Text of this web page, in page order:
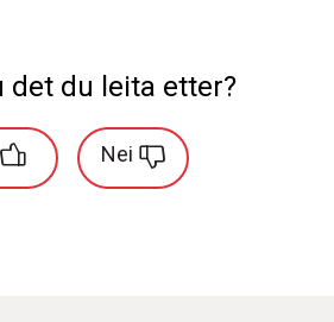
det du leita etter?
Nei